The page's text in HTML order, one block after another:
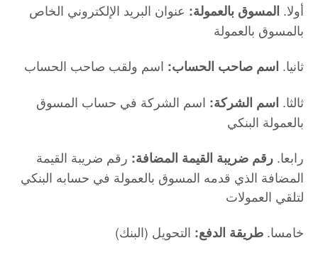
أولا. المسوق بالعمولة: عنوان البريد الإلكتروني الخاص
بالمسوق بالعمولة
ثانيا. اسم صاحب الحساب: اسم ولقب صاحب الحساب
ثالثا. اسم الشركة: اسم الشركة في حساب المسوق
بالعمولة البنكي
رابعا. رقم ضريبة القيمة المضافة: رقم ضريبة القيمة
المضافة الذي قدمه المسوق بالعمولة في حسابه البنكي
لتلقي العمولات
خامسا. طريقة الدفع: التحويل (البنك)